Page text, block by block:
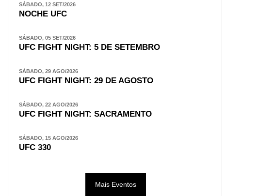
SÁBADO, 12 SET/2026
NOCHE UFC
SÁBADO, 05 SET/2026
UFC FIGHT NIGHT: 5 DE SETEMBRO
SÁBADO, 29 AGO/2026
UFC FIGHT NIGHT: 29 DE AGOSTO
SÁBADO, 22 AGO/2026
UFC FIGHT NIGHT: SACRAMENTO
SÁBADO, 15 AGO/2026
UFC 330
Mais Eventos